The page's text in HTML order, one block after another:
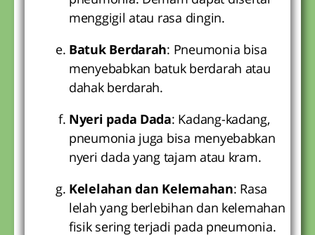
menggigil atau rasa dingin.
Batuk Berdarah: Pneumonia bisa
menyebabkan batuk berdarah atau
dahak berdarah.
Nyeri pada Dada: Kadang-kadang,
pneumonia juga bisa menyebabkan
nyeri dada yang tajam atau kram.
Kelelahan dan Kelemahan: Rasa
lelah yang berlebihan dan kelemahan
fisik sering terjadi pada pneumonia.